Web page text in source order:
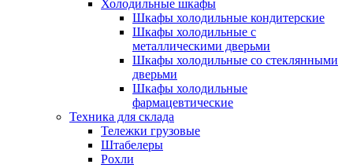
Холодильные шкафы
Шкафы холодильные кондитерские
Шкафы холодильные с
металлическими дверьми
Шкафы холодильные со стеклянными
дверьми
Шкафы холодильные
фармацевтические
Техника для склада
Тележки грузовые
Штабелеры
Рохли